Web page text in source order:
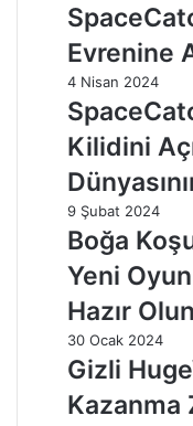
Evrenine
4 Nisan 2024
Kilidini
9 Şubat 2024
Boğa
Yeni
Hazır
30 Ocak 2024
Gizli
Kazanma